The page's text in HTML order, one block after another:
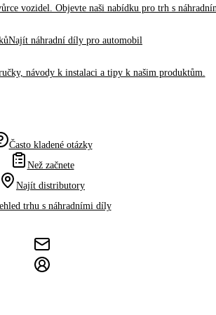
vozidel. Objevte naši nabídku pro trh s
Najít náhradní díly pro automobil
návody k instalaci a tipy k našim produktům.
Často kladené otázky
Než začnete
Najít distributory
trhu s náhradními díly